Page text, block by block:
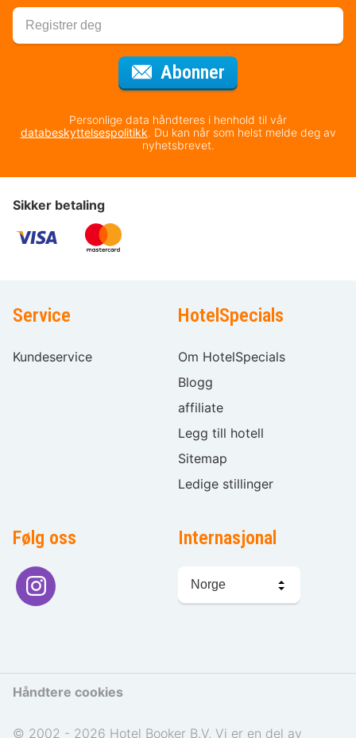
Abonner
Personlige data håndteres i henhold til vår
databeskyttelsespolitikk. Du kan når som helst melde deg av
nyhetsbrevet.
Sikker betaling
Service
Kundeservice
HotelSpecials
Om HotelSpecials
Blogg
affiliate
Legg till hotell
Sitemap
Ledige stillinger
Følg oss Internasjonal
Håndtere cookies
© 2002 - 2026 Hotel Booker B.V. Vi er en del av